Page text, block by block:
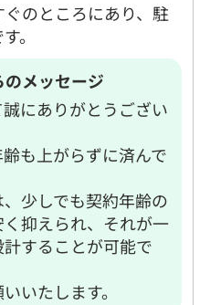
のところにあり、駐
。
メッセージ
にありがとうござい
も上がらずに済んで
少しでも契約年齢の
抑えられ、それが一
することが可能で
いたします。